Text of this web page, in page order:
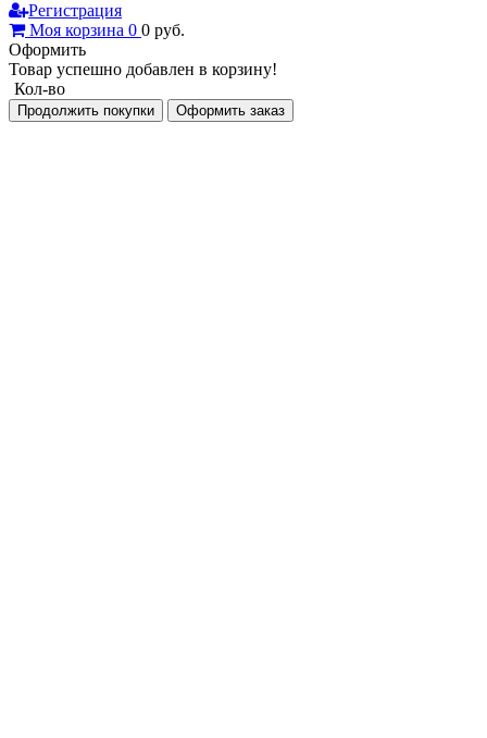
Регистрация
Моя корзина 0 0 руб.
Оформить
Товар успешно добавлен в корзину!
Кол-во
Продолжить покупки Оформить заказ